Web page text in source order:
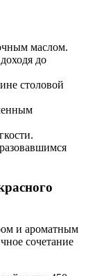
маслом.
до
столовой
и ароматным
сочетание